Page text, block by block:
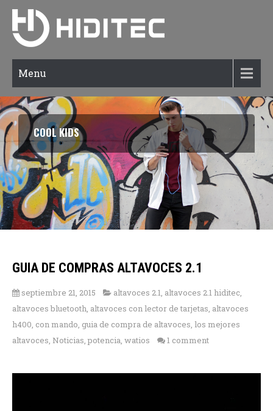
Menu
COOL KIDS
GUIA DE COMPRAS ALTAVOCES 2.1
septiembre 21, 2015 altavoces 2.1, altavoces 2.1 hiditec,
altavoces bluetooth, altavoces con lector de tarjetas, altavoces
h400, con mando, guia de compra de altavoces, los mejores
altavoces, Noticias, potencia, watios 1 comment